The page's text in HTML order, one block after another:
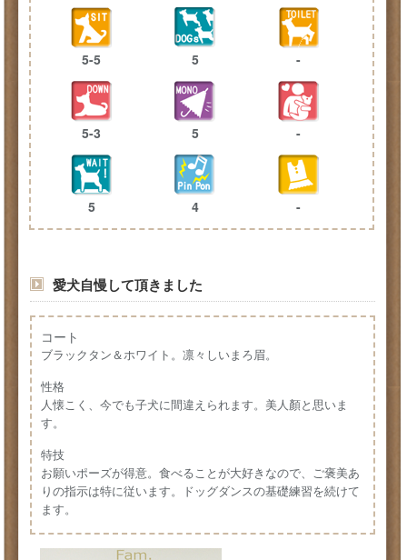
5-5 5 -
5-3 5 -
5 4 -
愛犬自慢して頂きました
コート
ブラックタン＆ホワイト。凛々しいまろ眉。
性格
人懐こく、今でも子犬に間違えられます。美人顏と思いま
す。
特技
お願いポーズが得意。食べることが大好きなので、ご褒美あ
りの指示は特に従います。ドッグダンスの基礎練習を続けて
ます。